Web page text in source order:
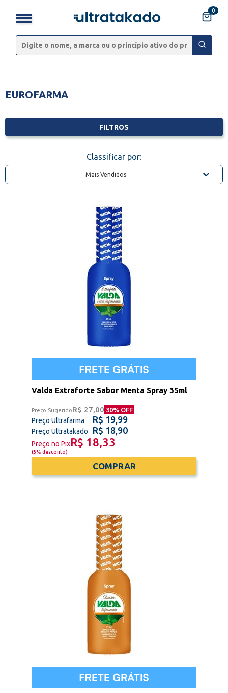
0
EUROFARMA
FILTROS
Classificar por:
Mais Vendidos
Valda Extraforte Sabor Menta Spray 35ml
Preço SugeridoR$ 27,00 30% OFF
Preço Ultrafarma R$ 19,99
Preço Ultratakado R$ 18,90
Preço no PixR$ 18,33
(3% desconto)
COMPRAR